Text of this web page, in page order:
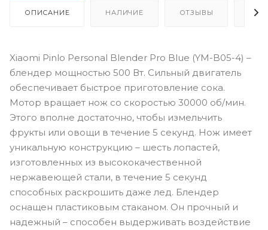
ОПИСАНИЕ НАЛИЧИЕ ОТЗЫВЫ
Xiaomi Pinlo Personal Blender Pro Blue (YM-B05-4) –
блендер мощностью 500 Вт. Сильный двигатель
обеспечивает быстрое приготовление сока.
Мотор вращает нож со скоростью 30000 об/мин.
Этого вполне достаточно, чтобы измельчить
фрукты или овощи в течение 5 секунд. Нож имеет
уникальную конструкцию – шесть лопастей,
изготовленных из высококачественной
нержавеющей стали, в течение 5 секунд
способных раскрошить даже лед. Блендер
оснащен пластиковым стаканом. Он прочный и
надежный – способен выдерживать воздействие